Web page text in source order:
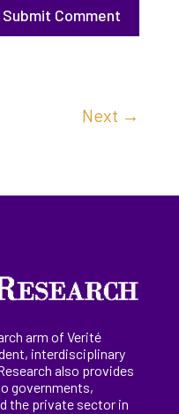
Submit Comment
Next →
arm of Verité
interdisciplinary
also provides
governments,
the private sector in